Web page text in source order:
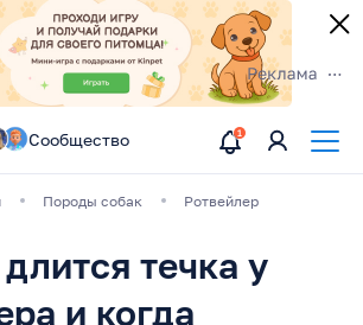
Сообщество
Породы собак Ротвейлер
течка у
и когда